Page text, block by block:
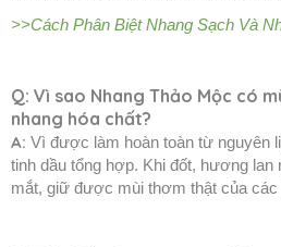
>>Cách Phân Biệt Nhang Sạch Và
Q: Vì sao Nhang Thảo Mộc có
nhang hóa chất?
A: Vì được làm hoàn toàn từ nguyên
tinh dầu tổng hợp. Khi đốt, hương lan
mắt, giữ được mùi thơm thật của các